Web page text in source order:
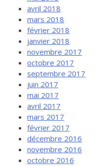
avril 2018
mars 2018
février 2018
janvier 2018
novembre 2017
octobre 2017
septembre 2017
juin 2017
mai 2017
avril 2017
mars 2017
février 2017
décembre 2016
novembre 2016
octobre 2016